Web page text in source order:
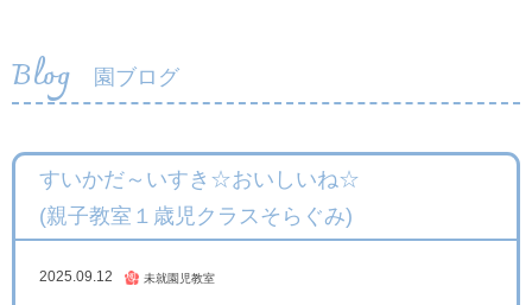
Blog 園ブログ
すいかだ～いすき☆おいしいね☆
(親子教室１歳児クラスそらぐみ)
2025.09.12